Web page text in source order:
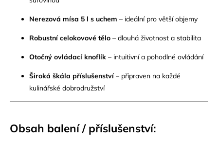
Nerezová mísa 5 l s uchem – ideální pro větší objemy
Robustní celokovové tělo – dlouhá životnost a stabilita
Otočný ovládací knoflík – intuitivní a pohodlné ovládání
Široká škála příslušenství– připraven na každé
kulinářské dobrodružství
Obsah balení / příslušenství: